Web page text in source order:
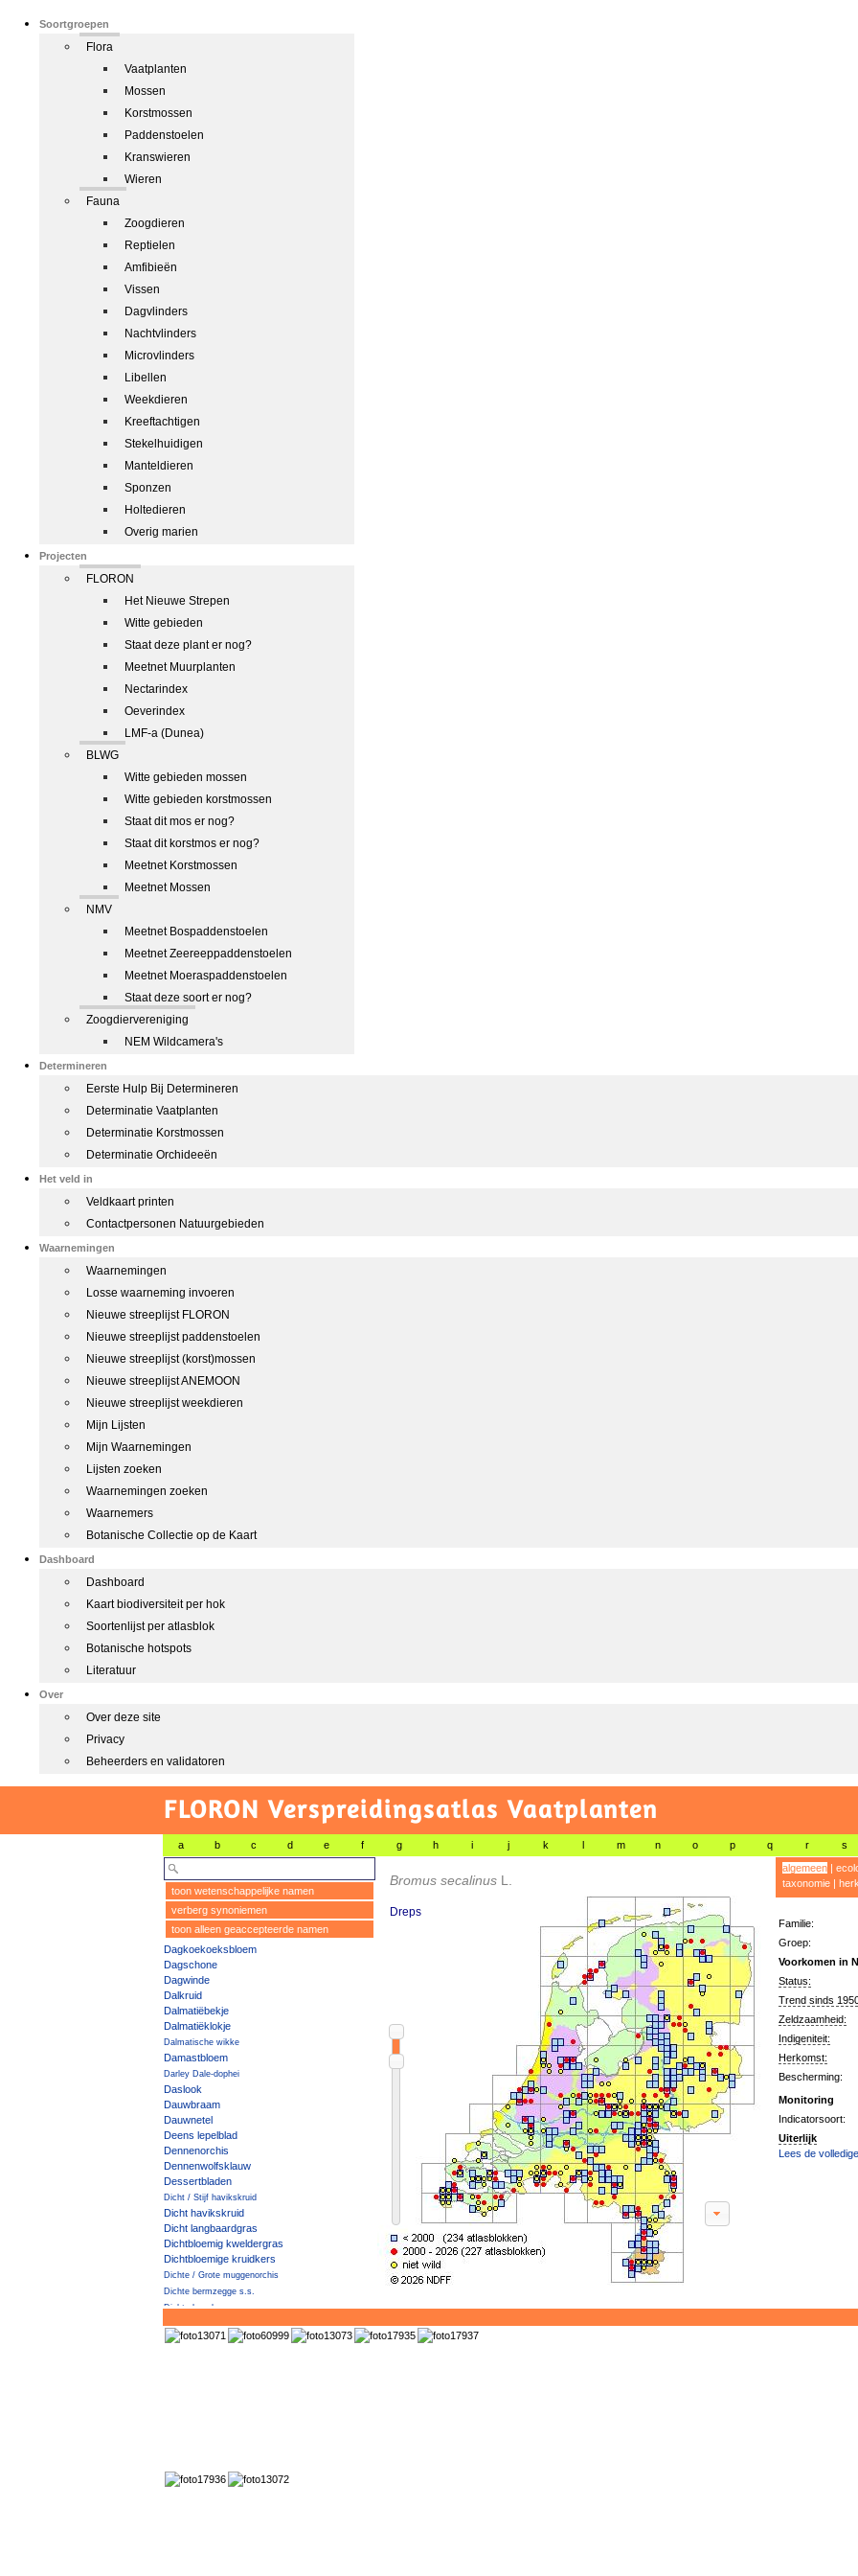
Soortgroepen
Flora
Vaatplanten
Mossen
Korstmossen
Paddenstoelen
Kranswieren
Wieren
Fauna
Zoogdieren
Reptielen
Amfibieën
Vissen
Dagvlinders
Nachtvlinders
Microvlinders
Libellen
Weekdieren
Kreeftachtigen
Stekelhuidigen
Manteldieren
Sponzen
Holtedieren
Overig marien
Projecten
FLORON
Het Nieuwe Strepen
Witte gebieden
Staat deze plant er nog?
Meetnet Muurplanten
Nectarindex
Oeverindex
LMF-a (Dunea)
BLWG
Witte gebieden mossen
Witte gebieden korstmossen
Staat dit mos er nog?
Staat dit korstmos er nog?
Meetnet Korstmossen
Meetnet Mossen
NMV
Meetnet Bospaddenstoelen
Meetnet Zeereeppaddenstoelen
Meetnet Moeraspaddenstoelen
Staat deze soort er nog?
Zoogdiervereniging
NEM Wildcamera's
Determineren
Eerste Hulp Bij Determineren
Determinatie Vaatplanten
Determinatie Korstmossen
Determinatie Orchideeën
Het veld in
Veldkaart printen
Contactpersonen Natuurgebieden
Waarnemingen
Waarnemingen
Losse waarneming invoeren
Nieuwe streeplijst FLORON
Nieuwe streeplijst paddenstoelen
Nieuwe streeplijst (korst)mossen
Nieuwe streeplijst ANEMOON
Nieuwe streeplijst weekdieren
Mijn Lijsten
Mijn Waarnemingen
Lijsten zoeken
Waarnemingen zoeken
Waarnemers
Botanische Collectie op de Kaart
Dashboard
Dashboard
Kaart biodiversiteit per hok
Soortenlijst per atlasblok
Botanische hotspots
Literatuur
Over
Over deze site
Privacy
Beheerders en validatoren
FLORON Verspreidingsatlas Vaatplanten
a b c d e f g h i j k l m n o p q r s
toon wetenschappelijke namen
verberg synoniemen
toon alleen geaccepteerde namen
Dagkoekoeksbloem
Dagschone
Dagwinde
Dalkruid
Dalmatiëbekje
Dalmatiëklokje
Dalmatische wikke
Damastbloem
Darley Dale-dophei
Daslook
Dauwbraam
Dauwnetel
Deens lepelblad
Dennenorchis
Dennenwolfsklauw
Dessertbladen
Dicht / Stijf havikskruid
Dicht havikskruid
Dicht langbaardgras
Dichtbloemig kweldergras
Dichtbloemige kruidkers
Dichte / Grote muggenorchis
Dichte bermzegge s.s.
Dichte haagbraam
Dichte veldbies
Doffe ereprijs
Bromus secalinus L.
Dreps
algemeen|
taxonomie|
Familie:
Groep:
Voorkomen in
Status:
Trend sinds
Zeldzaamheid:
Indigeniteit:
Herkomst:
Bescherming:
Monitoring
Indicatorsoort:
Uiterlijk
Lees de